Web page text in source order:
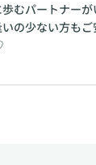
むパートナー
の少ない方も